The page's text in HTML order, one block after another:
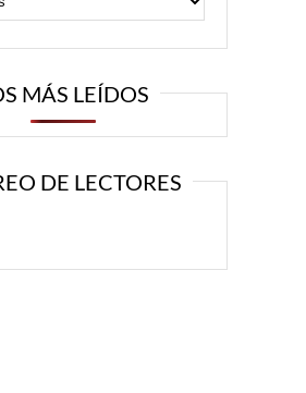
MÁS LEÍDOS
DE LECTORES